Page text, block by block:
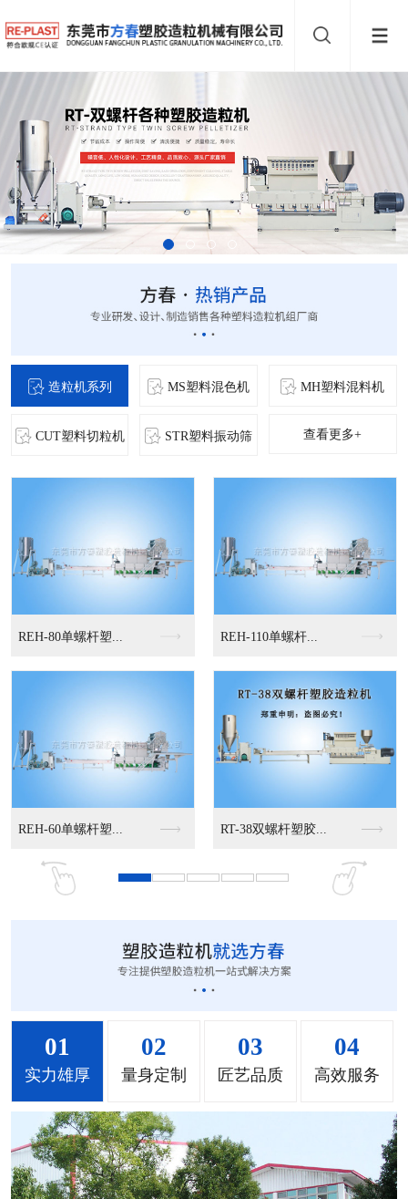
造粒机系列 MS塑料混色机 MH塑料混料机
CUT塑料切粒机 STR塑料振动筛 查看更多+
MS-立式混色机
MS-50立式混色机... MS-100立式混色...
MS-200立式混色...
01
实力雄厚
02
量身定制
03
匠艺品质
04
高效服务